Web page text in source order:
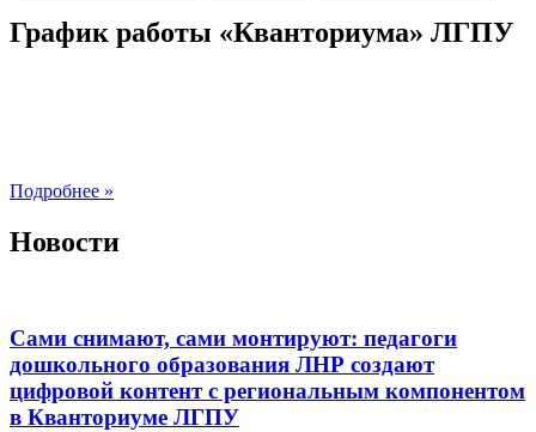
График работы «Кванториума» ЛГПУ
Подробнее »
Новости
Сами снимают, сами монтируют: педагоги
дошкольного образования ЛНР создают
цифровой контент с региональным компонентом
в Кванториуме ЛГПУ​